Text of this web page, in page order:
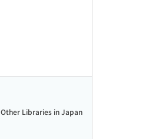
Other Libraries in Japan